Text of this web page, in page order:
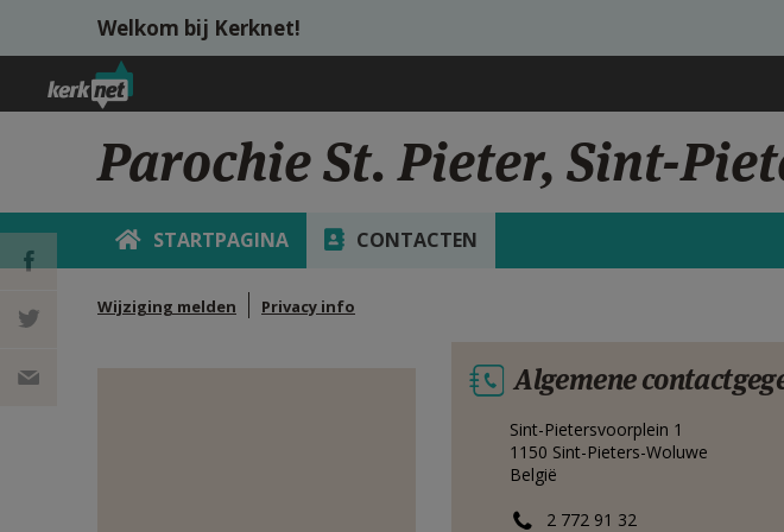
Overslaan en naar de inhoud gaan
Welkom bij Kerknet!
Parochie St. Pieter, Sint-
STARTPAGINA CONTACTEN
Wijziging melden Privacy info
DEEL OP
FACEBOOK
DEEL OP Algemene
Sint-Pietersvoorplein 1
1150 Sint-Pieters-Woluwe
België
2 772 91 32